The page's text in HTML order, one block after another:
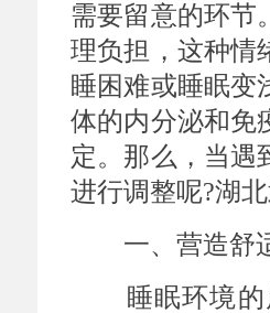
需要留意的环节
理负担，这种情
睡困难或睡眠变
体的内分泌和免
定。那么，当遇
进行调整呢?湖
一、营造舒
睡眠环境的